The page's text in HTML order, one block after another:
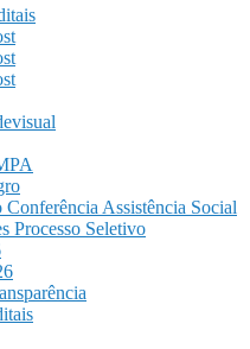
Conferência Assistência Social
Processo Seletivo